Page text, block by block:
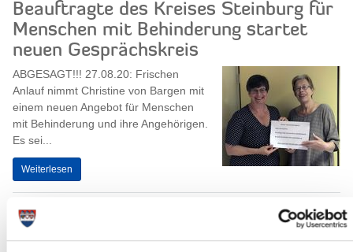
Beauftragte des Kreises Steinburg für
Menschen mit Behinderung startet
neuen Gesprächskreis
ABGESAGT!!! 27.08.20: Frischen
Anlauf nimmt Christine von Bargen mit
einem neuen Angebot für Menschen
mit Behinderung und ihre Angehörigen.
Es sei...
Weiterlesen
Sitzung des Jugendhilfeausschusses
26.08.20: Am Mittwoch, dem 02.